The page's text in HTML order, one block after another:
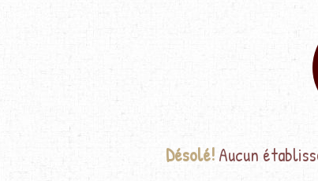
Désolé!Aucun